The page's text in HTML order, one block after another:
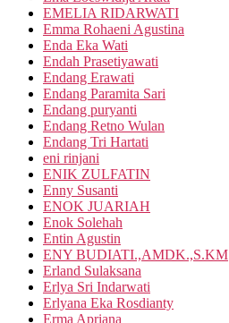
EMELIA RIDARWATI
Emma Rohaeni Agustina
Enda Eka Wati
Endah Prasetiyawati
Endang Erawati
Endang Paramita Sari
Endang puryanti
Endang Retno Wulan
Endang Tri Hartati
eni rinjani
ENIK ZULFATIN
Enny Susanti
ENOK JUARIAH
Enok Solehah
Entin Agustin
ENY BUDIATI.,AMDK.,S.KM
Erland Sulaksana
Erlya Sri Indarwati
Erlyana Eka Rosdianty
Erma Apriana